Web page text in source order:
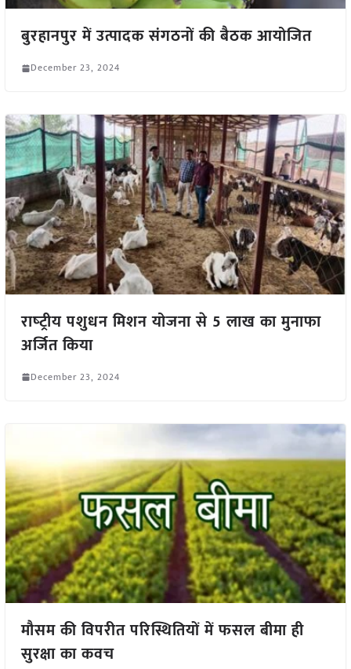
बुरहानपुर में उत्पादक संगठनों की बैठक आयोजित
December 23, 2024
राष्‍ट्रीय पशुधन मिशन योजना से 5 लाख का मुनाफा
अर्जित किया
December 23, 2024
मौसम की विपरीत परिस्थितियों में फसल बीमा ही
सुरक्षा का कवच